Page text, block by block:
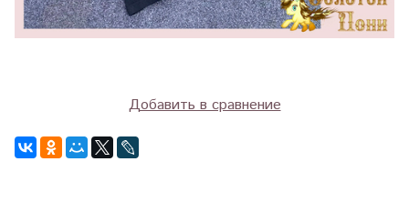
Добавить в сравнение